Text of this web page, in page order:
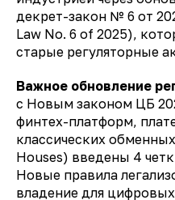
декрет-закон № 6 от
Law No. 6 of 2025),
старые регуляторные
Важное обновление
с Новым законом ЦБ
финтех-платформ,
классических
Houses) введены 4
Новые правила
владение для